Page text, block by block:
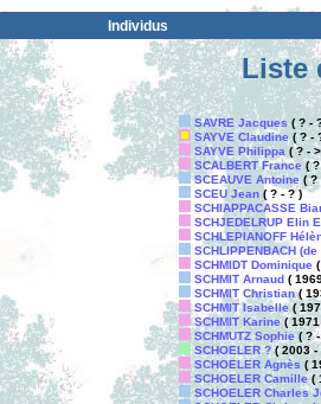
Individus
Liste
SAVRE Jacques ( ? -
SAYVE Claudine ( ? -
SAYVE Philippa ( ? -
SCALBERT France( ?
SCEAUVE Antoine( ?
SCEU Jean ( ? - ? )
SCHIAPPACASSE
SCHJEDELRUP Elin
SCHLEPIANOFF
SCHLIPPENBACH
SCHMIDT Dominique
SCHMIT Arnaud (
SCHMIT Christian(
SCHMIT Isabelle(
SCHMIT Karine( 1971
SCHMUTZ Sophie( ? -
SCHOELER ?( 2003 -
SCHOELER Agnès (
SCHOELER Camille(
SCHOELER Charles